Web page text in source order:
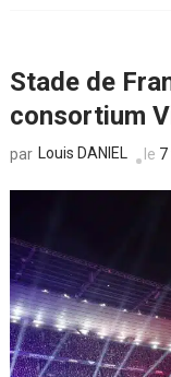
Stade de
consortium
par Louis DANIEL le